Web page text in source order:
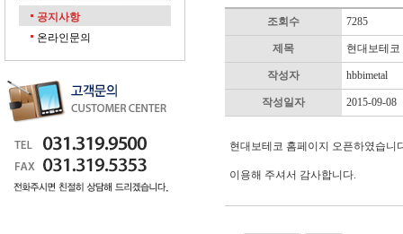
공지사항
온라인문의
조회수 7285
제목 현대보테
작성자 hbbimetal
작성일자 2015-09-08
현대보테코 홈페이지 오픈하였습니
이용해 주셔서 감사합니다.